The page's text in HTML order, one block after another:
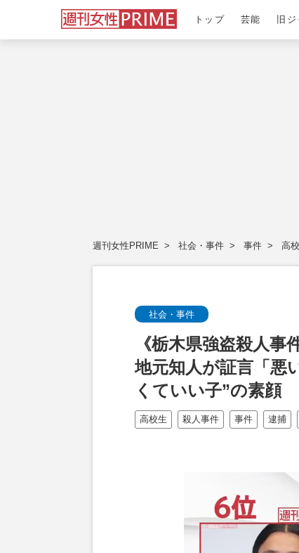
トップ 芸能 旧
週刊女性PRIME 社会・事件 事件 高
社会・事件
《栃木県強盗殺人事
地元知人が証言「悪
くていい子”の素顔
高校生 殺人事件 事件 逮捕